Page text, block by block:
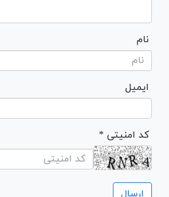
نام
ایمیل
* کد امنیتی